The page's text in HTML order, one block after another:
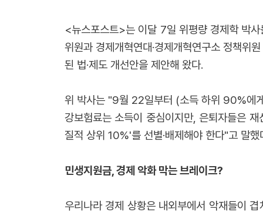
<뉴스포스트>는 이달 7일 위평량 경제학 박
위원과 경제개혁연대·경제개혁연구소 정책위
된 법·제도 개선안을 제안해 왔다.
위 박사는 "9월 22일부터 (소득 하위 90%에
강보험료는 소득이 중심이지만, 은퇴자들은
질적 상위 10%'를 선별·배제해야 한다"고 말했
민생지원금, 경제 악화 막는 브레이크?
우리나라 경제 상황은 내외부에서 악재들이